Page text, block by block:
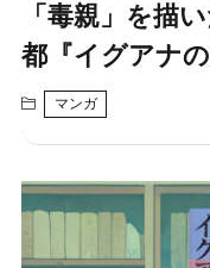
「毒親」を描
都『イグアナ
マンガ